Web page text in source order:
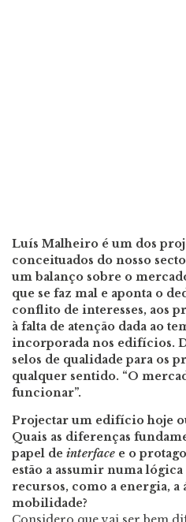
Luís Malheiro é um dos
conceituados do nosso
um balanço sobre o
que se faz mal e aponta o
conflito de interesses, aos
à falta de atenção dada ao
incorporada nos edifícios.
selos de qualidade para os
qualquer sentido. “O
funcionar”.
Projectar um edifício hoje
Quais as diferenças
papel de interface e o
estão a assumir numa
recursos, como a energia, a
mobilidade?